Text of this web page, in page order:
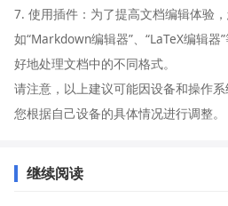
7. 使用插件：为了提高文档编辑体验
如“Markdown编辑器”、“LaTeX编辑
好地处理文档中的不同格式。
请注意，以上建议可能因设备和操作
您根据自己设备的具体情况进行调整。
继续阅读